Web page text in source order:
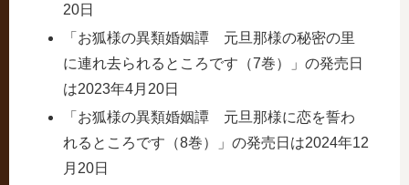
20日
「お狐様の異類婚姻譚 元旦那様の秘密の里
に連れ去られるところです（7巻）」の発売日
は2023年4月20日
「お狐様の異類婚姻譚 元旦那様に恋を誓わ
れるところです（8巻）」の発売日は2024年12
月20日